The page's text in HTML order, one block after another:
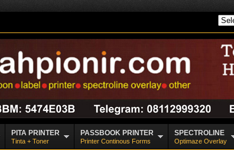
PITA PRINTER
Tinta + Toner
PASSBOOK PRINTER
Printer Continous Forms
SPECTROLINE
Optimaze Overlay